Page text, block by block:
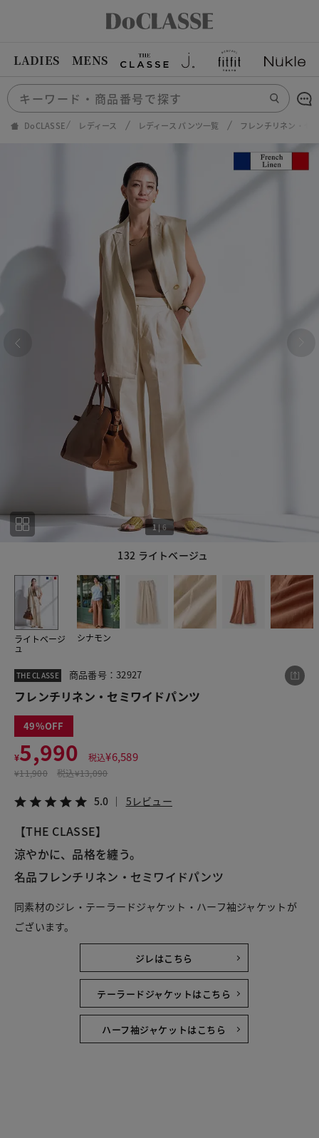
LADIES MENS
DoCLASSE レディース レディース パンツ一覧 フレンチリネン・セ
132 ライトベージュ
1 | 6
ライトベージ
ュ
シナモン
1
THE CLASSE 商品番号：32927
フレンチリネン・セミワイドパンツ
49
¥5,990 税込¥6,589
¥11,900 税込¥13,090
5.0 5レビュー
【THE CLASSE】
涼やかに、品格を纏う。
名品フレンチリネン・セミワイドパンツ
同素材のジレ・テーラードジャケット・ハーフ袖ジャケットが
ございます。
ジレはこちら
テーラードジャケットはこちら
ハーフ袖ジャケットはこちら
この商品をシェアする
LINE